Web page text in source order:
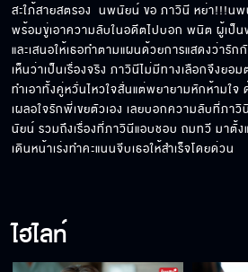
แค่จะเตือนสติลูกสะ
เวรกรรมมันมีจริงนะค
สะใภ้สายสตรอง  นพนัยน์ ขอ ภาวินี หย่า!!!น
พร้อมขู่เอาความลับในอดีตไปบอก พนิต ผู้เป็น
และเสนอให้เธอทำตามแผนด้วยการแสดงว่ารั
เห็นว่าเป็นเรื่องจริง ภาวินีไม่มีทางเลือกจึงย
ทำเอาทั้งคู่หวั่นไหวใจสั่นแต่พยายามหักห้ามใ
เผลอใจรักพี่เขยตัวเอง เลยบอกความลับที่ภา
นัยน์ รวมถึงเรื่องที่ภาวินีแอบชอบ ถมทวี มาตั้งแ
เดินหน้าเร่งทำคะแนนจีบเธอให้สำเร็จโดยด่วน
ไฮไลท์